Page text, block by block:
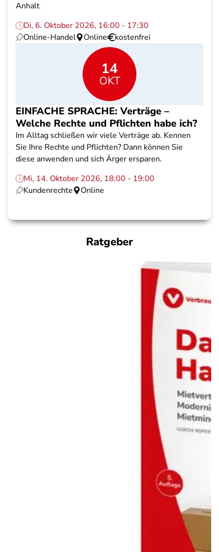
Anhalt
Di, 6. Oktober 2026, 16:00 - 17:30
Online-Handel
Online kostenfrei
14
OKT
EINFACHE SPRACHE: Verträge –
Welche Rechte und Pflichten habe ich?
Im Alltag schließen wir viele Verträge ab. Kennen
Sie Ihre Rechte und Pflichten? Dann können Sie
diese anwenden und sich Ärger ersparen.
Mi, 14. Oktober 2026, 18:00 - 19:00
Kundenrechte
Online
Ratgeber